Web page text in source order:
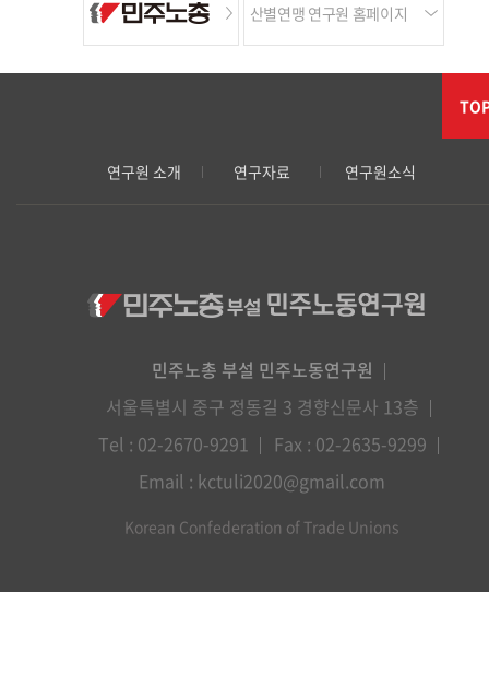
산별연맹 연구원 홈페이지
연구원 소개 연구자료 연구원소식
민주노총 부설 민주노동연구원
서울특별시 중구 정동길 3 경향신문사 13층
Tel : 02-2670-9291
Fax : 02-2635-9299
Email : kctuli2020@gmail.com
Korean Confederation of Trade Unions